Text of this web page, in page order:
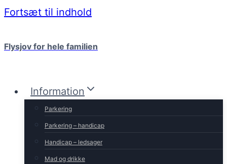
Fortsæt til indhold
Flysjov for hele familien
Information
Parkering
Parkering – handicap
Handicap – ledsager
Mad og drikke